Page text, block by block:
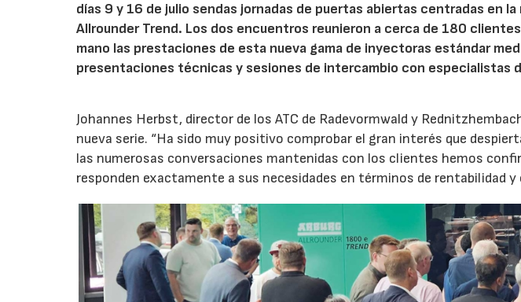
días 9 y 16 de julio sendas jornadas de puertas abiertas centradas en
Allrounder Trend. Los dos encuentros reunieron a cerca de 180
mano las prestaciones de esta nueva gama de inyectoras estándar
presentaciones técnicas y sesiones de intercambio con especialistas
Johannes Herbst, director de los ATC de Radevormwald y
nueva serie. “Ha sido muy positivo comprobar el gran interés que
las numerosas conversaciones mantenidas con los clientes hemos
responden exactamente a sus necesidades en términos de rentabilidad y